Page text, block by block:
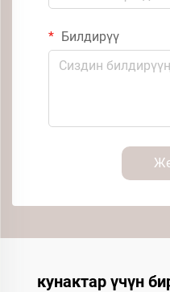
Билдирүү
кунактар үчүн